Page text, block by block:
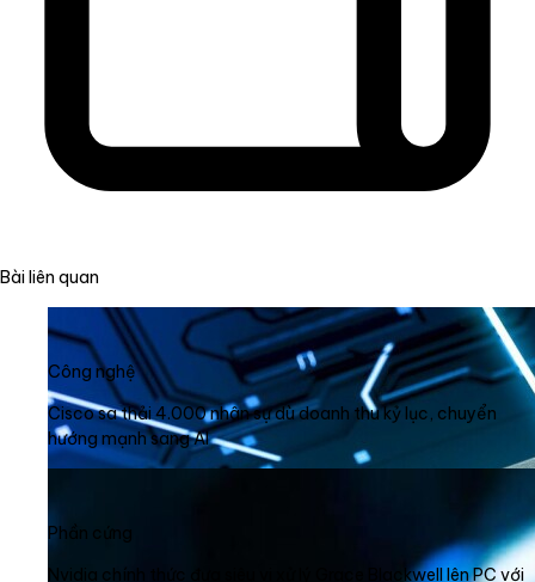
Bài liên quan
Công nghệ
Cisco sa thải 4.000 nhân sự dù doanh thu kỷ lục, chuyển
hướng mạnh sang AI
Phần cứng
Nvidia chính thức đưa siêu vi xử lý Grace Blackwell lên PC với